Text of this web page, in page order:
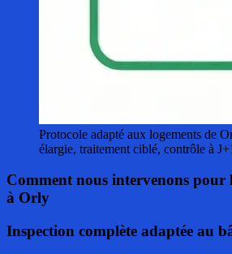
Protocole adapté aux logements de
élargie, traitement ciblé, contrôle à
Comment nous intervenons pour
à Orly
Inspection complète adaptée au